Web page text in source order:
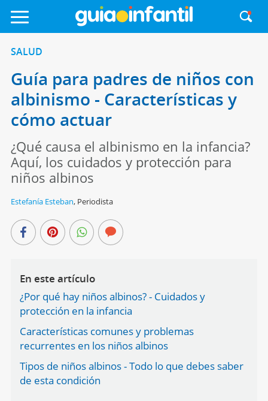
SALUD
Guía para padres de niños con
albinismo - Características y
cómo actuar
¿Qué causa el albinismo en la infancia?
Aquí, los cuidados y protección para
niños albinos
Estefanía Esteban, Periodista
En este artículo
¿Por qué hay niños albinos? - Cuidados y
protección en la infancia
Características comunes y problemas
recurrentes en los niños albinos
Tipos de niños albinos - Todo lo que debes saber
de esta condición